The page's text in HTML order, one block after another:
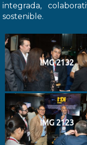
integrada,
sostenible.
IMG 2132
IMG 2123